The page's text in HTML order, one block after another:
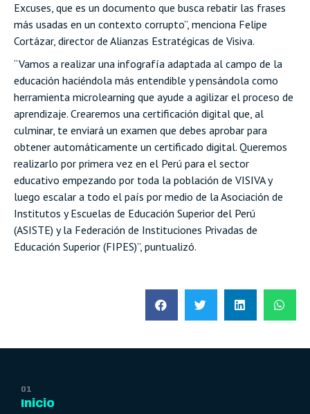
Excuses, que es un documento que busca rebatir las frases
más usadas en un contexto corrupto”, menciona Felipe
Cortázar, director de Alianzas Estratégicas de Visiva.
“Vamos a realizar una infografía adaptada al campo de la
educación haciéndola más entendible y pensándola como
herramienta microlearning que ayude a agilizar el proceso de
aprendizaje. Crearemos una certificación digital que, al
culminar, te enviará un examen que debes aprobar para
obtener automáticamente un certificado digital. Queremos
realizarlo por primera vez en el Perú para el sector
educativo empezando por toda la población de VISIVA y
luego escalar a todo el país por medio de la Asociación de
Institutos y Escuelas de Educación Superior del Perú
(ASISTE) y la Federación de Instituciones Privadas de
Educación Superior (FIPES)”, puntualizó.
Inicio